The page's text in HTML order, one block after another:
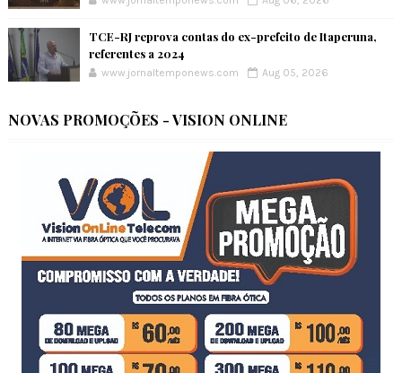
TCE-RJ reprova contas do ex-prefeito de Itaperuna,
referentes a 2024
www.jornaltemponews.com Aug 05, 2026
NOVAS PROMOÇÕES - VISION ONLINE